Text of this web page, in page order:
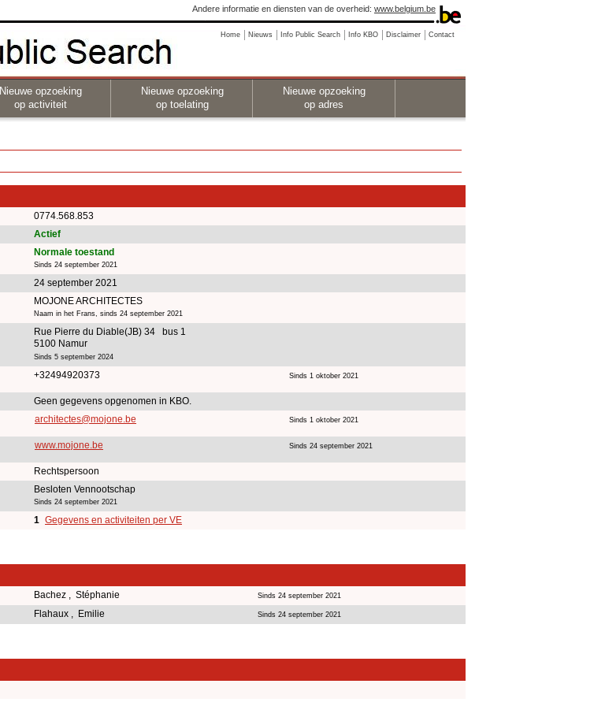
Andere informatie en diensten van de overheid: www.belgium.be
Home Nieuws Info Public Search Info KBO Disclaimer Contact
Nieuwe opzoeking
op activiteit
Nieuwe opzoeking
op toelating
Nieuwe opzoeking
op adres
0774.568.853
Actief
Normale toestand
Sinds 24 september 2021
24 september 2021
MOJONE ARCHITECTES
Naam in het Frans, sinds 24 september 2021
Rue Pierre du Diable(JB) 34 bus 1
5100 Namur
Sinds 5 september 2024
+32494920373 Sinds 1 oktober 2021
Geen gegevens opgenomen in KBO.
architectes@mojone.be Sinds 1 oktober 2021
www.mojone.be Sinds 24 september 2021
Rechtspersoon
Besloten Vennootschap
Sinds 24 september 2021
1 Gegevens en activiteiten per VE
Bachez , Stéphanie Sinds 24 september 2021
Flahaux , Emilie Sinds 24 september 2021